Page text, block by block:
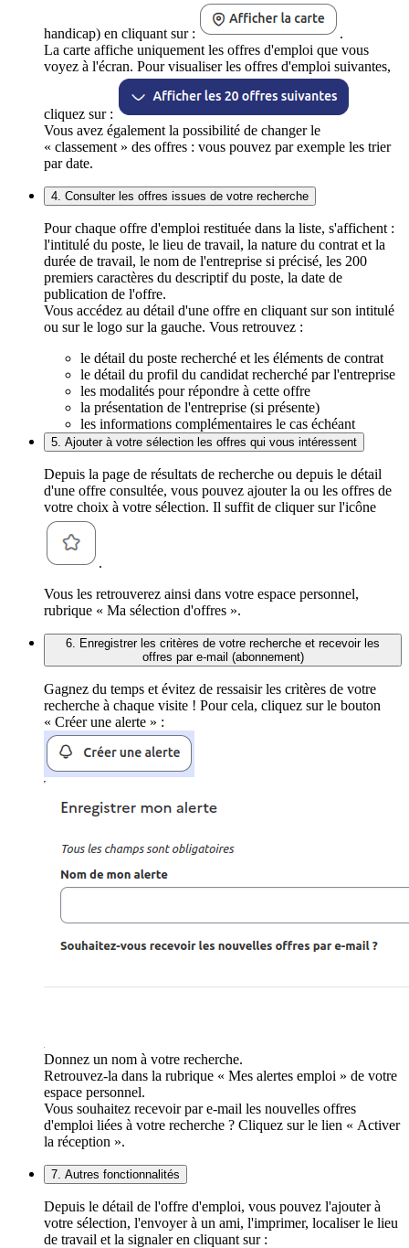
handicap) en cliquant sur :
.
La carte affiche uniquement les offres d'emploi que vous
voyez à l'écran. Pour visualiser les offres d'emploi suivantes,
cliquez sur :
Vous avez également la possibilité de changer le
« classement » des offres : vous pouvez par exemple les trier
par date.
4. Consulter les offres issues de votre recherche
Pour chaque offre d'emploi restituée dans la liste, s'affichent :
l'intitulé du poste, le lieu de travail, la nature du contrat et la
durée de travail, le nom de l'entreprise si précisé, les 200
premiers caractères du descriptif du poste, la date de
publication de l'offre.
Vous accédez au détail d'une offre en cliquant sur son intitulé
ou sur le logo sur la gauche. Vous retrouvez :
le détail du poste recherché et les éléments de contrat
le détail du profil du candidat recherché par l'entreprise
les modalités pour répondre à cette offre
la présentation de l'entreprise (si présente)
les informations complémentaires le cas échéant
5. Ajouter à votre sélection les offres qui vous intéressent
Depuis la page de résultats de recherche ou depuis le détail
d'une offre consultée, vous pouvez ajouter la ou les offres de
votre choix à votre sélection. Il suffit de cliquer sur l'icône
.
Vous les retrouverez ainsi dans votre espace personnel,
rubrique « Ma sélection d'offres ».
6. Enregistrer les critères de votre recherche et recevoir les
offres par e-mail (abonnement)
Gagnez du temps et évitez de ressaisir les critères de votre
recherche à chaque visite ! Pour cela, cliquez sur le bouton
« Créer une alerte » :
Donnez un nom à votre recherche.
Retrouvez-la dans la rubrique « Mes alertes emploi » de votre
espace personnel.
Vous souhaitez recevoir par e-mail les nouvelles offres
d'emploi liées à votre recherche ? Cliquez sur le lien « Activer
la réception ».
7. Autres fonctionnalités
Depuis le détail de l'offre d'emploi, vous pouvez l'ajouter à
votre sélection, l'envoyer à un ami, l'imprimer, localiser le lieu
de travail et la signaler en cliquant sur :